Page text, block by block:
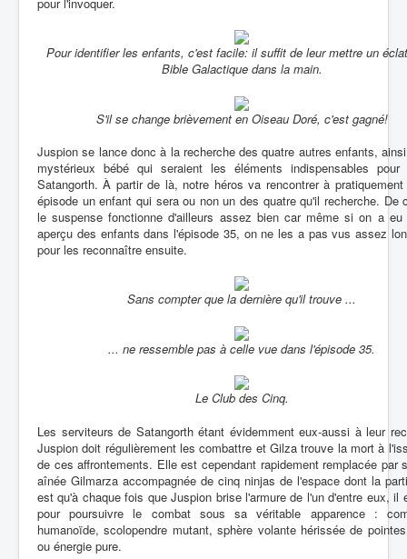
Pour identifier les enfants, c'est facile: il suffit de leur mettre un
Bible Galactique dans la main.
S'il se change brièvement en Oiseau Doré, c'est gagné!
Juspion se lance donc à la recherche des quatre autres enfants,
mystérieux bébé qui seraient les éléments indispensables pour
Satangorth. À partir de là, notre héros va rencontrer à pratiquement
épisode un enfant qui sera ou non un des quatre qu'il recherche. De
le suspense fonctionne d'ailleurs assez bien car même si on a eu
aperçu des enfants dans l'épisode 35, on ne les a pas vus assez
pour les reconnaître ensuite.
Sans compter que la dernière qu'il trouve ...
... ne ressemble pas à celle vue dans l'épisode 35.
Le Club des Cinq.
Les serviteurs de Satangorth étant évidemment eux-aussi à leur
Juspion doit régulièrement les combattre et Gilza trouve la mort à
de ces affrontements. Elle est cependant rapidement remplacée par
aînée Gilmarza accompagnée de cinq ninjas de l'espace dont la
est qu'à chaque fois que Juspion brise l'armure de l'un d'entre eux, il
pour poursuivre le combat sous sa véritable apparence :
humanoïde, scolopendre mutant, sphère volante hérissée de
ou énergie pure.